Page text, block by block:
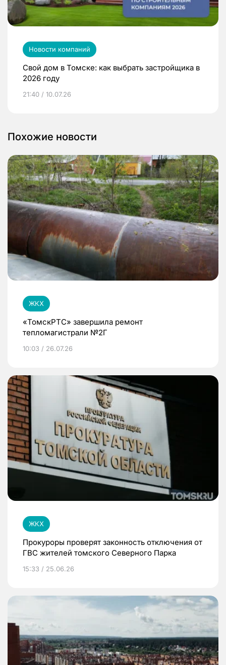
Новости компаний
Свой дом в Томске: как выбрать застройщика в
2026 году
21:40 / 10.07.26
Похожие новости
ЖКХ
«ТомскРТС» завершила ремонт
тепломагистрали №2Г
10:03 / 26.07.26
ЖКХ
Прокуроры проверят законность отключения от
ГВС жителей томского Северного Парка
15:33 / 25.06.26